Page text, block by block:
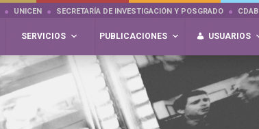
UNICEN SECRETARÍA DE INVESTIGACIÓN Y POSGRADO CDAB
SERVICIOS PUBLICACIONES USUARIOS